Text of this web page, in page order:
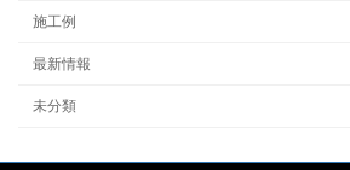
施工例
最新情報
未分類